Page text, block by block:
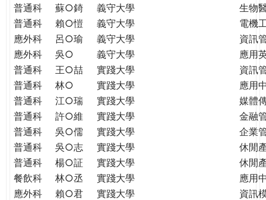
普通科
蘇○錡 義守大學
生物
普通科
賴○愷 義守大學
電機
應外科
呂○瑜 義守大學
資訊
應外科
吳○ 義守大學
應用
普通科
王○喆 實踐大學
資訊
普通科
林○ 實踐大學
應用
普通科
江○瑞 實踐大學
媒體
普通科
許○維 實踐大學
金融
普通科
吳○儒 實踐大學
企業
普通科
吳○志 實踐大學
休閒
普通科
楊○証 實踐大學
休閒
餐飲科
林○丞 實踐大學
應用
應外科
賴○君 實踐大學
資訊